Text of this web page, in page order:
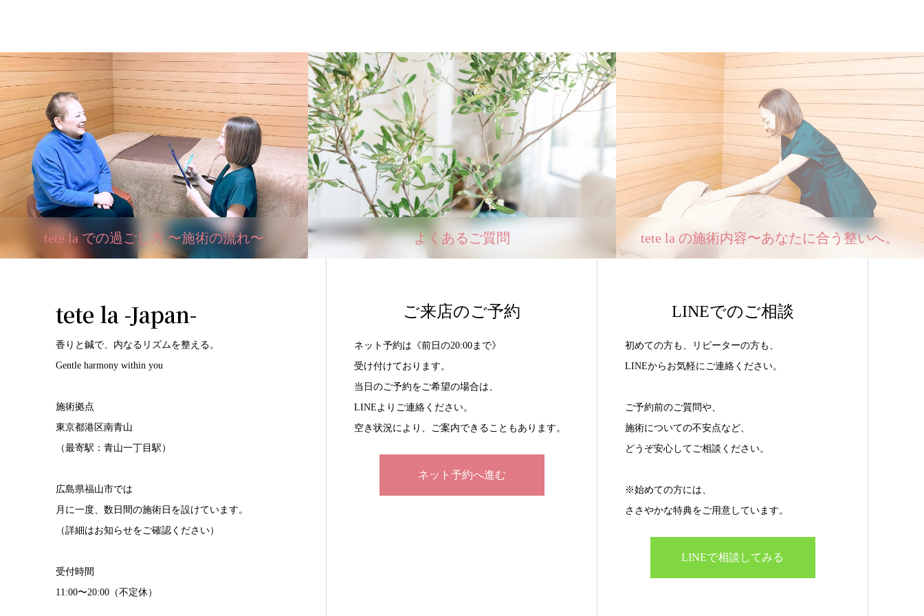
tete la での過ごし方 〜施術の流れ〜 よくあるご質問 tete la の施術内容〜あなたに合う整いへ。
tete la -Japan-
香りと鍼で、内なるリズムを整える。
Gentle harmony within you
施術拠点
東京都港区南青山
（最寄駅：青山一丁目駅）
広島県福山市では
月に一度、数日間の施術日を設けています。
（詳細はお知らせをご確認ください）
受付時間
11:00〜20:00（不定休）
ご来店のご予約
ネット予約は《前日の20:00まで》
受け付けております。
当日のご予約をご希望の場合は、
LINEよりご連絡ください。
空き状況により、ご案内できることもあります。
ネット予約へ進む
LINEでのご相談
初めての方も、リピーターの方も、
LINEからお気軽にご連絡ください。
ご予約前のご質問や、
施術についての不安点など、
どうぞ安心してご相談ください。
※始めての方には、
ささやかな特典をご用意しています。
LINEで相談してみる